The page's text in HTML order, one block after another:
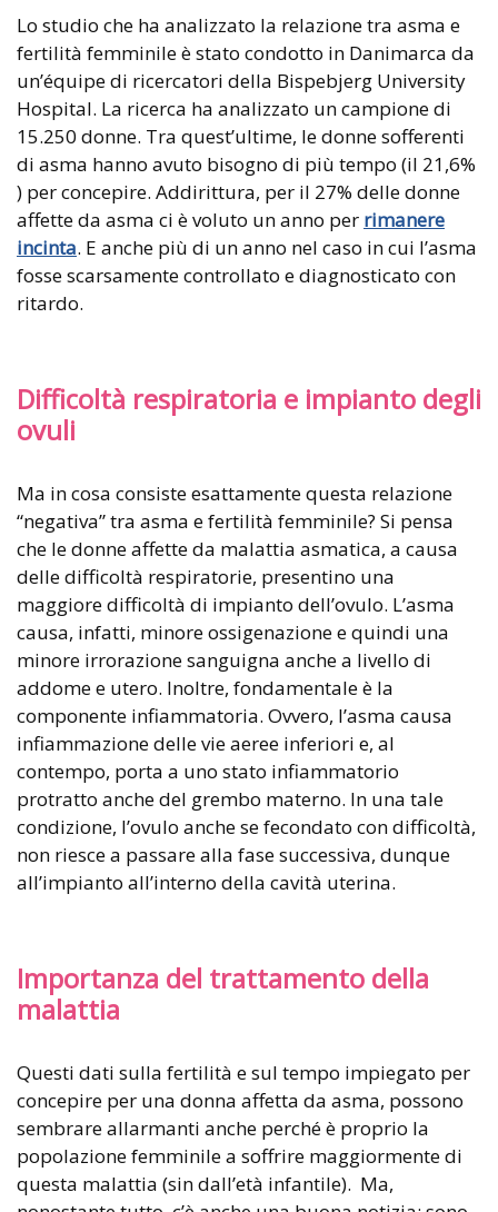
Lo studio che ha analizzato la relazione tra asma e
fertilità femminile è stato condotto in Danimarca da
un’équipe di ricercatori della Bispebjerg University
Hospital. La ricerca ha analizzato un campione di
15.250 donne. Tra quest’ultime, le donne sofferenti
di asma hanno avuto bisogno di più tempo (il 21,6%
) per concepire. Addirittura, per il 27% delle donne
affette da asma ci è voluto un anno per rimanere
incinta. E anche più di un anno nel caso in cui l’asma
fosse scarsamente controllato e diagnosticato con
ritardo.
Difficoltà respiratoria e impianto degli
ovuli
Ma in cosa consiste esattamente questa relazione
“negativa” tra asma e fertilità femminile? Si pensa
che le donne affette da malattia asmatica, a causa
delle difficoltà respiratorie, presentino una
maggiore difficoltà di impianto dell’ovulo. L’asma
causa, infatti, minore ossigenazione e quindi una
minore irrorazione sanguigna anche a livello di
addome e utero. Inoltre, fondamentale è la
componente infiammatoria. Ovvero, l’asma causa
infiammazione delle vie aeree inferiori e, al
contempo, porta a uno stato infiammatorio
protratto anche del grembo materno. In una tale
condizione, l’ovulo anche se fecondato con difficoltà,
non riesce a passare alla fase successiva, dunque
all’impianto all’interno della cavità uterina.
Importanza del trattamento della
malattia
Questi dati sulla fertilità e sul tempo impiegato per
concepire per una donna affetta da asma, possono
sembrare allarmanti anche perché è proprio la
popolazione femminile a soffrire maggiormente di
questa malattia (sin dall’età infantile). Ma,